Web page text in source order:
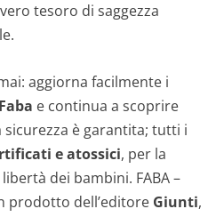
tesoro di saggezza
aggiorna facilmente i
e continua a scoprire
è garantita; tutti i
e atossici, per la
dei bambini. FABA –
prodotto dell’editore Giunti,